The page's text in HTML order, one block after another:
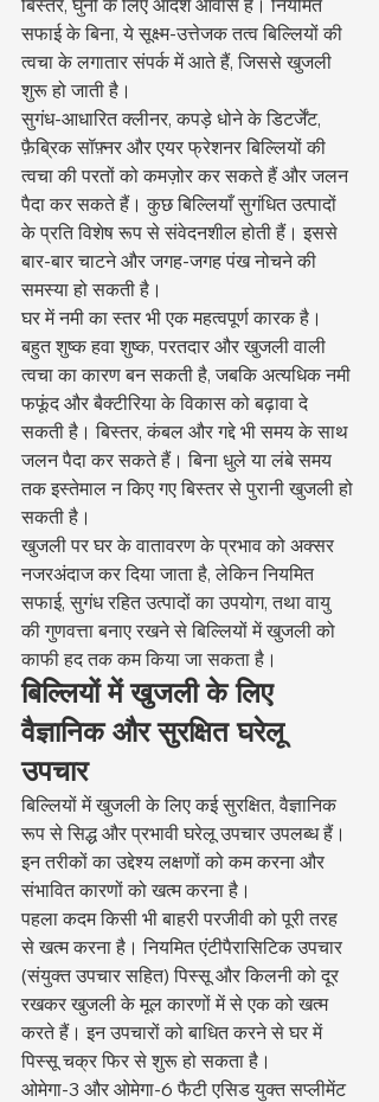
सफाई के बिना, ये सूक्ष्म-उत्तेजक तत्व बिल्लियों की
त्वचा के लगातार संपर्क में आते हैं, जिससे खुजली
शुरू हो जाती है।
सुगंध-आधारित क्लीनर, कपड़े धोने के डिटर्जेंट,
फ़ैब्रिक सॉफ़्नर और एयर फ्रेशनर बिल्लियों की
त्वचा की परतों को कमज़ोर कर सकते हैं और जलन
पैदा कर सकते हैं। कुछ बिल्लियाँ सुगंधित उत्पादों
के प्रति विशेष रूप से संवेदनशील होती हैं। इससे
बार-बार चाटने और जगह-जगह पंख नोचने की
समस्या हो सकती है।
घर में नमी का स्तर भी एक महत्वपूर्ण कारक है।
बहुत शुष्क हवा शुष्क, परतदार और खुजली वाली
त्वचा का कारण बन सकती है, जबकि अत्यधिक नमी
फफूंद और बैक्टीरिया के विकास को बढ़ावा दे
सकती है। बिस्तर, कंबल और गद्दे भी समय के साथ
जलन पैदा कर सकते हैं। बिना धुले या लंबे समय
तक इस्तेमाल न किए गए बिस्तर से पुरानी खुजली हो
सकती है।
खुजली पर घर के वातावरण के प्रभाव को अक्सर
नजरअंदाज कर दिया जाता है, लेकिन नियमित
सफाई, सुगंध रहित उत्पादों का उपयोग, तथा वायु
की गुणवत्ता बनाए रखने से बिल्लियों में खुजली को
काफी हद तक कम किया जा सकता है।
बिल्लियों में खुजली के लिए
वैज्ञानिक और सुरक्षित घरेलू
उपचार
बिल्लियों में खुजली के लिए कई सुरक्षित, वैज्ञानिक
रूप से सिद्ध और प्रभावी घरेलू उपचार उपलब्ध हैं।
इन तरीकों का उद्देश्य लक्षणों को कम करना और
संभावित कारणों को खत्म करना है।
पहला कदम किसी भी बाहरी परजीवी को पूरी तरह
से खत्म करना है। नियमित एंटीपैरासिटिक उपचार
(संयुक्त उपचार सहित) पिस्सू और किलनी को दूर
रखकर खुजली के मूल कारणों में से एक को खत्म
करते हैं। इन उपचारों को बाधित करने से घर में
पिस्सू चक्र फिर से शुरू हो सकता है।
ओमेगा-3 और ओमेगा-6 फैटी एसिड युक्त सप्लीमेंट